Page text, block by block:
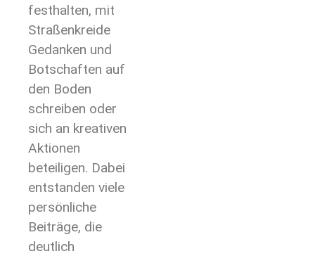
festhalten, mit
Straßenkreide
Gedanken und
Botschaften auf
den Boden
schreiben oder
sich an kreativen
Aktionen
beteiligen. Dabei
entstanden viele
persönliche
Beiträge, die
deutlich